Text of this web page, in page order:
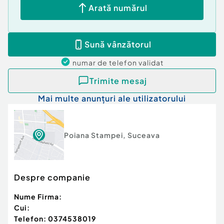
Cod ofertă / ID BLITZ: P131134
Utilități: Curent
Arată numărul
Sună vânzătorul
numar de telefon validat
Trimite mesaj
Mai multe anunțuri ale utilizatorului
Poiana Stampei, Suceava
Despre companie
Nume Firma:
Cui:
Telefon: 0374538019